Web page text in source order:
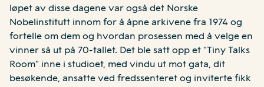
løpet av disse dagene var også det Norske
Nobelinstitutt innom for å åpne arkivene fra 1974 og
fortelle om dem og hvordan prosessen med å velge en
vinner så ut på 70-tallet. Det ble satt opp et "Tiny Talks
Room" inne i studioet, med vindu ut mot gata, dit
besøkende, ansatte ved fredssenteret og inviterte fikk